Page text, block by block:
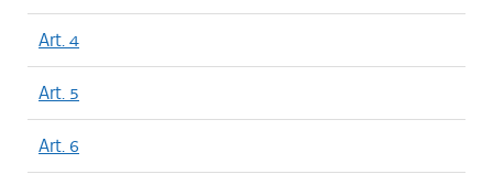
Art. 4
Art. 5
Art. 6